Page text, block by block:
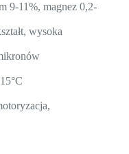
9-11%, magnez 0,2-
wysoka